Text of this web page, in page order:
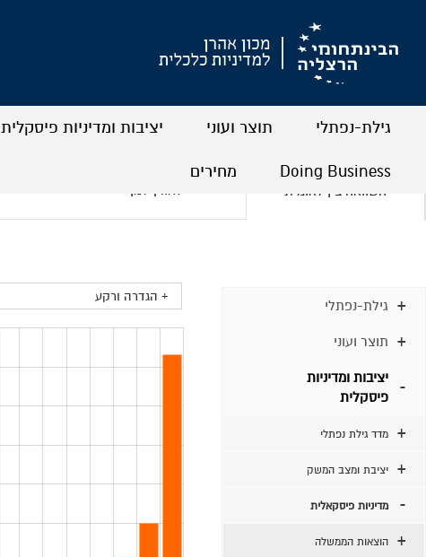
גילת-נפתלי תוצר ועוני יציבות ומדיניות פיסקלית
Doing Business מחירים
השוואה בין לאומית לאורך זמן
גילת-נפתלי
תוצר ועוני
יציבות ומדיניות
פיסקלית
מדד גילת נפתלי
יציבת ומצב המשק
מדיניות פיסקאלית
הוצאות הממשלה
+ הגדרה ורקע